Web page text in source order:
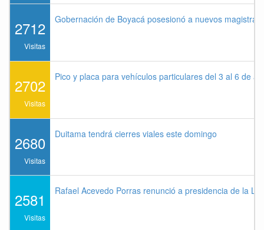
2712
Visitas
Gobernación de Boyacá posesionó a nuevos
2702
Visitas
Pico y placa para vehículos particulares del 3 al 6 de
2680
Visitas
Duitama tendrá cierres viales este domingo
2581
Visitas
Rafael Acevedo Porras renunció a presidencia de la